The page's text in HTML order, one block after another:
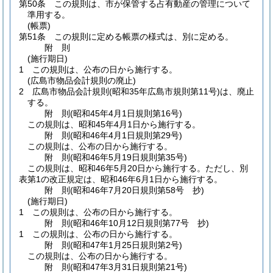
第50条
この規則は、市が保管する占有動産の管理について
準用する。
(帳票)
第51条
この規則に定める帳票の様式は、別に定める。
附 則
(施行期日)
1
この規則は、公布の日から施行する。
(広島市物品会計規則の廃止)
2
広島市物品会計規則 (昭和35年広島市規則第11号)は、廃止
する。
附 則(昭和45年4月1日規則第16号)
この規則は、昭和45年4月1日から施行する。
附 則(昭和46年4月1日規則第29号)
この規則は、公布の日から施行する。
附 則(昭和46年5月19日規則第35号)
この規則は、昭和46年5月20日から施行する。 ただし、別
表第1の改正規定は、昭和46年6月1日から施行する。
附 則(昭和46年7月20日規則第58号 抄)
(施行期日)
1
この規則は、公布の日から施行する。
附 則(昭和46年10月12日規則第77号 抄)
1
この規則は、公布の日から施行する。
附 則(昭和47年1月25日規則第2号)
この規則は、公布の日から施行する。
附 則(昭和47年3月31日規則第21号)